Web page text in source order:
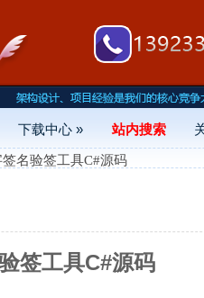
下载中心 » 站内搜索
名验签工具C#源码
签工具C#源码